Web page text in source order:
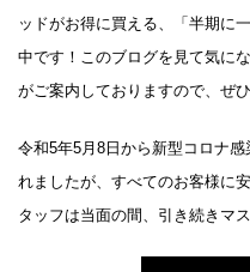
ッドがお得に買える、「半期に
中です！このブログを見て気に
がご案内しておりますので、ぜ
令和5年5月8日から新型コロナ
れましたが、すべてのお客様に
タッフは当面の間、引き続きマ